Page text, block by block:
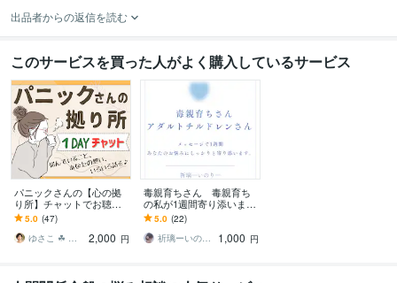
出品者からの返信を読む
このサービスを買った人がよく購入しているサービス
パニックさんの【心の拠
り所】チャットでお聴き
します 24時間いつでもチ
ャット♪電話だと緊張する
人におすすめです！
5.0 (47)
ゆさこ ☘ 心和らぐ拠り所
2,000 円
毒親育ちさん 毒親育ち
の私が1週間寄り添います
毒親育ちさん、アダルト
チルドレンさんのお悩み
をお聴き致します
5.0 (22)
祈璃ーいのりー
1,000 円